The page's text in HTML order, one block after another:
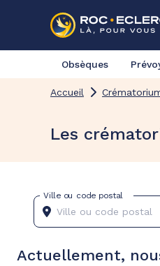
Obsèques
Accueil
Les
Ville ou code postal
Actuellement,